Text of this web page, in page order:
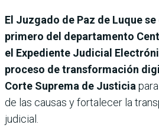
El Juzgado de Paz de Luque
primero del departamento
el Expediente Judicial
proceso de transformación
Corte Suprema de Justicia
de las causas y fortalecer la
judicial.